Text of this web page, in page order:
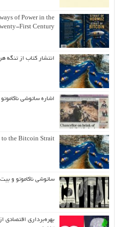
of Power in the
First Century
انتشار کتاب از تنگه
اشاره ساتوشی
to the Bitcoin Strait
ساتوشی ناکاموتو و
بهره‌برداری اقتصادی